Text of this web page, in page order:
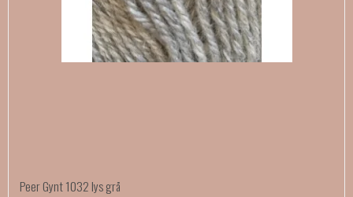
Peer Gynt 1032 lys grå